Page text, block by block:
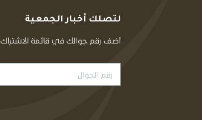
لتصلك أخبار الجمعية
أضف رقم جوالك في قائمة الاشتراك